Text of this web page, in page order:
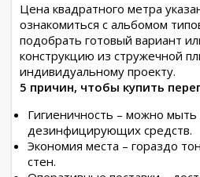
Цена квадратного метра
ознакомиться с альбомом
подобрать готовый вариант
конструкцию из стружечной
индивидуальному проекту.
5 причин, чтобы купить
Гигиеничность – можно
дезинфицирующих средств.
Экономия места – гораздо
стен.